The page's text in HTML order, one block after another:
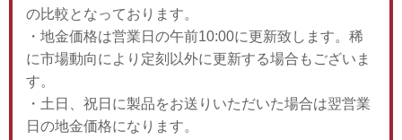
の比較となっております。
・地金価格は営業日の午前10:00に更新致します。稀
に市場動向により定刻以外に更新する場合もございま
す。
・土日、祝日に製品をお送りいただいた場合は翌営業
日の地金価格になります。